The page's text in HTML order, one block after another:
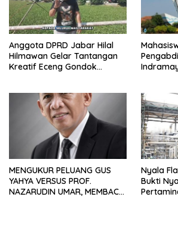
Anggota DPRD Jabar Hilal
Hilmawan Gelar Tantangan
Kreatif Eceng Gondok
MENGUKUR PELUANG GUS
YAHYA VERSUS PROF.
NAZARUDIN UMAR, MEMBACA
Nyala
Bukti